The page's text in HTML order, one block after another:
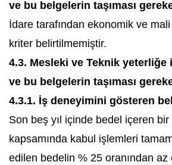
ve bu belgelerin taşıması
İdare tarafından ekonomik ve
kriter belirtilmemiştir.
4.3. Mesleki ve Teknik
ve bu belgelerin taşıması
4.3.1. İş deneyimini gösteren
Son beş yıl içinde bedel içeren
kapsamında kabul işlemleri
edilen bedelin % 25 oranından